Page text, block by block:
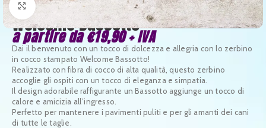
Clicca per ingrandire
Welcome Bassotto
a partire da€19,90+ IVA
Dai il benvenuto con un tocco di dolcezza e allegria con lo zerbino
in cocco stampato Welcome Bassotto!
Realizzato con fibra di cocco di alta qualità, questo zerbino
accoglie gli ospiti con un tocco di eleganza e simpatia.
Il design adorabile raffigurante un Bassotto aggiunge un tocco di
calore e amicizia all’ingresso.
Perfetto per mantenere i pavimenti puliti e per gli amanti dei cani
di tutte le taglie.